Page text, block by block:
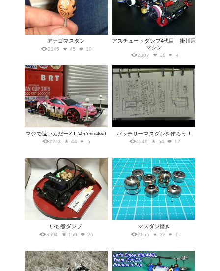
アナゴマスダン
2145 45 10
アスチュートダンプ4代目 掛川用
マシン
2307 28 4
マジで速いんだーZ!!! Ver'mini4wd
2273 44 5
バッテリーマスダンを作ろう！
4549 54 12
いも煮ダンプ
3694 159 26
マスダン磨き
2155 23 0